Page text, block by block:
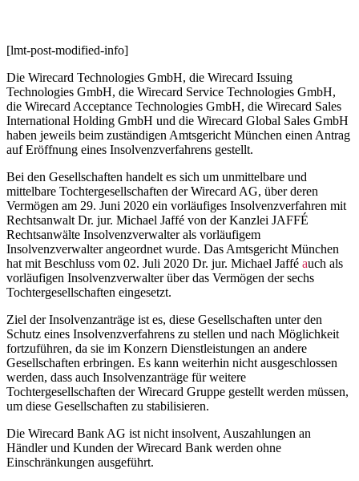
[lmt-post-modified-info]
Die Wirecard Technologies GmbH, die Wirecard Issuing
Technologies GmbH, die Wirecard Service Technologies GmbH,
die Wirecard Acceptance Technologies GmbH, die Wirecard Sales
International Holding GmbH und die Wirecard Global Sales GmbH
haben jeweils beim zuständigen Amtsgericht München einen Antrag
auf Eröffnung eines Insolvenzverfahrens gestellt.
Bei den Gesellschaften handelt es sich um unmittelbare und
mittelbare Tochtergesellschaften der Wirecard AG, über deren
Vermögen am 29. Juni 2020 ein vorläufiges Insolvenzverfahren mit
Rechtsanwalt Dr. jur. Michael Jaffé von der Kanzlei JAFFÉ
Rechtsanwälte Insolvenzverwalter als vorläufigem
Insolvenzverwalter angeordnet wurde. Das Amtsgericht München
hat mit Beschluss vom 02. Juli 2020 Dr. jur. Michael Jaffé auch als
vorläufigen Insolvenzverwalter über das Vermögen der sechs
Tochtergesellschaften eingesetzt.
Ziel der Insolvenzanträge ist es, diese Gesellschaften unter den
Schutz eines Insolvenzverfahrens zu stellen und nach Möglichkeit
fortzuführen, da sie im Konzern Dienstleistungen an andere
Gesellschaften erbringen. Es kann weiterhin nicht ausgeschlossen
werden, dass auch Insolvenzanträge für weitere
Tochtergesellschaften der Wirecard Gruppe gestellt werden müssen,
um diese Gesellschaften zu stabilisieren.
Die Wirecard Bank AG ist nicht insolvent, Auszahlungen an
Händler und Kunden der Wirecard Bank werden ohne
Einschränkungen ausgeführt.